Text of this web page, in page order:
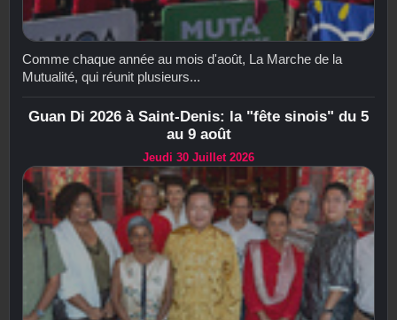
Comme chaque année au mois d'août, La Marche de la
Mutualité, qui réunit plusieurs...
Guan Di 2026 à Saint-Denis: la "fête sinois" du 5
au 9 août
Jeudi 30 Juillet 2026